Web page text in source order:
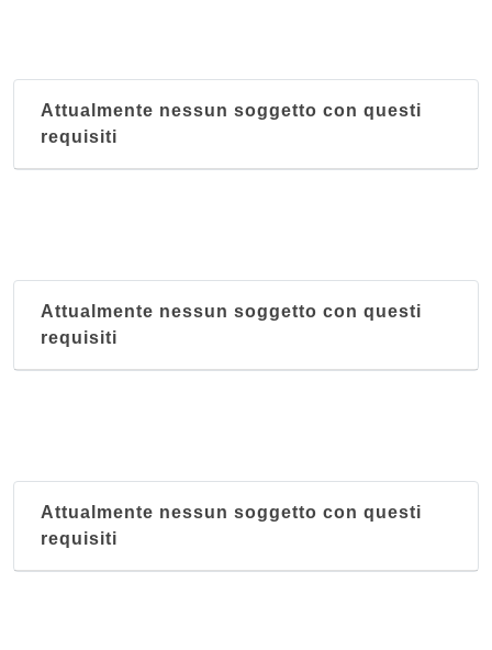
Attualmente nessun soggetto con questi
requisiti
Attualmente nessun soggetto con questi
requisiti
Attualmente nessun soggetto con questi
requisiti